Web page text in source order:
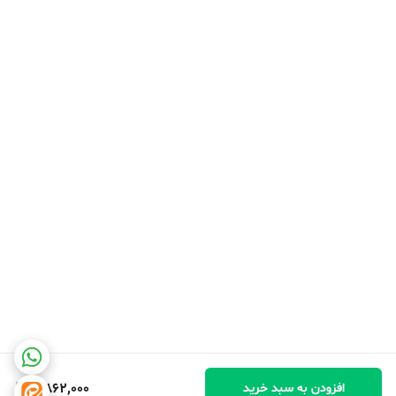
5,862,000 افزودن به سبد خرید